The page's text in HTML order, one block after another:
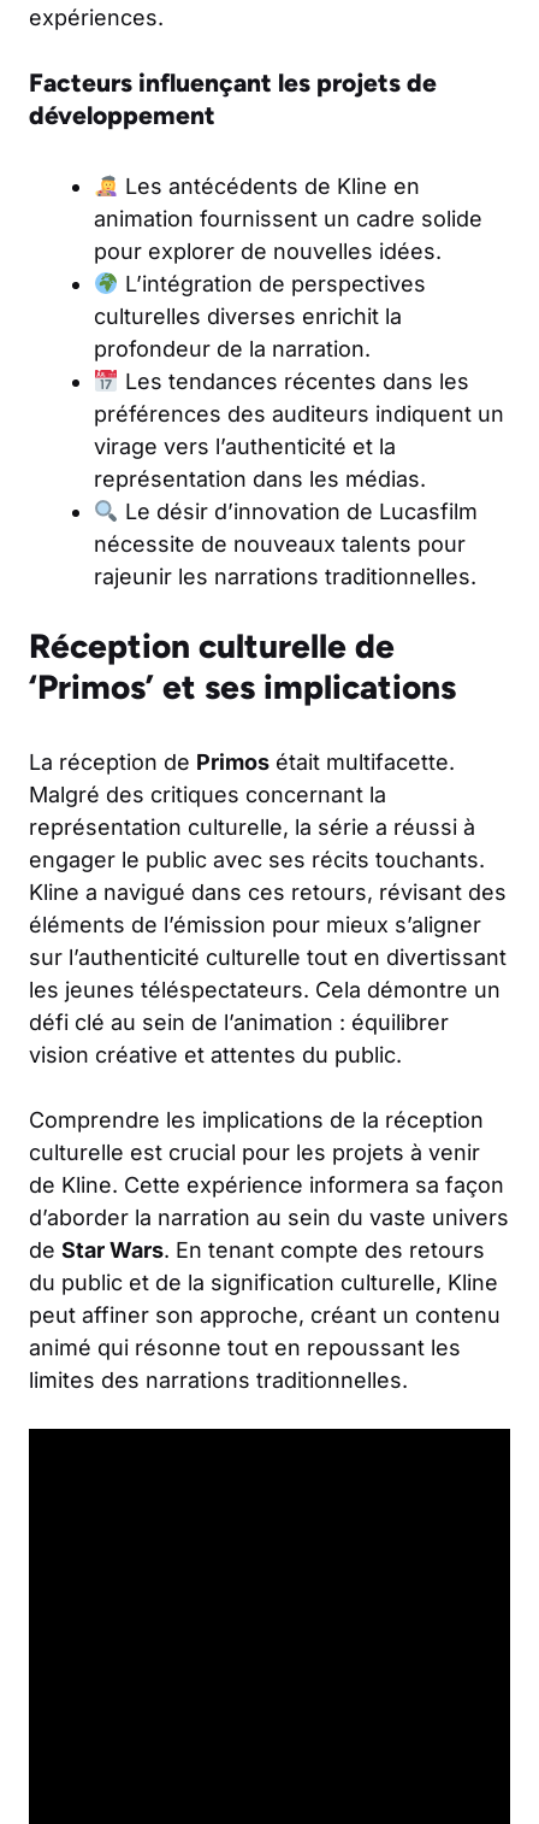
expériences.
Facteurs influençant les projets de
développement
Les antécédents de Kline en
animation fournissent un cadre solide
pour explorer de nouvelles idées.
L’intégration de perspectives
culturelles diverses enrichit la
profondeur de la narration.
Les tendances récentes dans les
préférences des auditeurs indiquent un
virage vers l’authenticité et la
représentation dans les médias.
Le désir d’innovation de Lucasfilm
nécessite de nouveaux talents pour
rajeunir les narrations traditionnelles.
Réception culturelle de
‘Primos’ et ses implications
La réception de Primos était multifacette.
Malgré des critiques concernant la
représentation culturelle, la série a réussi à
engager le public avec ses récits touchants.
Kline a navigué dans ces retours, révisant des
éléments de l’émission pour mieux s’aligner
sur l’authenticité culturelle tout en divertissant
les jeunes téléspectateurs. Cela démontre un
défi clé au sein de l’animation : équilibrer
vision créative et attentes du public.
Comprendre les implications de la réception
culturelle est crucial pour les projets à venir
de Kline. Cette expérience informera sa façon
d’aborder la narration au sein du vaste univers
de Star Wars. En tenant compte des retours
du public et de la signification culturelle, Kline
peut affiner son approche, créant un contenu
animé qui résonne tout en repoussant les
limites des narrations traditionnelles.